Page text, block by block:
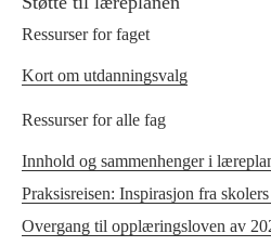
Ressurser for faget
Kort om utdanningsvalg
Ressurser for alle fag
Innhold og sammenhenger i
Praksisreisen: Inspirasjon fra
Overgang til opplæringsloven av